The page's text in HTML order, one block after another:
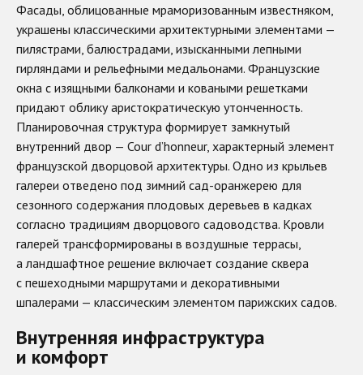
Фасады, облицованные мраморизованным известняком,
украшены классическими архитектурными элементами —
пилястрами, балюстрадами, изысканными лепными
гирляндами и рельефными медальонами. Французские
окна с изящными балконами и коваными решетками
придают облику аристократическую утонченность.
Планировочная структура формирует замкнутый
внутренний двор — Cour d’honneur, характерный элемент
французской дворцовой архитектуры. Одно из крыльев
галереи отведено под зимний сад-оранжерею для
сезонного содержания плодовых деревьев в кадках
согласно традициям дворцового садоводства. Кровли
галерей трансформированы в воздушные террасы,
а ландшафтное решение включает создание сквера
с пешеходными маршрутами и декоративными
шпалерами — классическим элементом парижских садов.
Внутренняя инфраструктура
и комфорт